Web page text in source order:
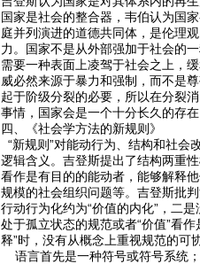
国家是社会的整合器，韦伯认为国
庭并列演进的道德共同体，是伦理
力。国家不是从外部强加于社会的
需要一种表面上凌驾于社会之上，
威必然来源于暴力和强制，而不是
起于阶级分裂的必要，所以在分裂
事情，国家会是一个十分长久的存
四、《社会学方法的新规则》
“新规则”对能动行为、结构和社会
逻辑含义。吉登斯提出了结构两重
看作是有目的的能动者，能够解释
规模的社会组织问题等。吉登斯批
行动行为化约为“价值的内化”，二
处于孤立状态的规范或者“价值”看
释”时，没有从概念上重视规范的可
语言首先是一种符号或符号系统